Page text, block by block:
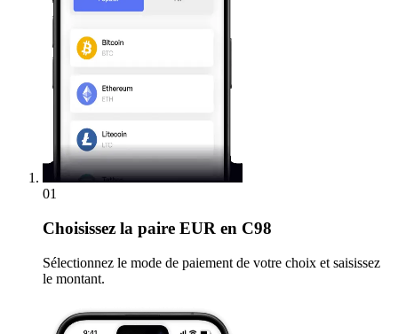
01
Choisissez la paire EUR en C98
Sélectionnez le mode de paiement de votre choix et saisissez
le montant.